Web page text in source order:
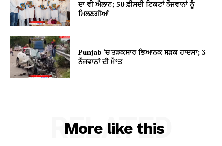
ਦਾ ਵੀ ਐਲਾਨ; 50 ਫ਼ੀਸਦੀ ਟਿਕਟਾਂ ਨੌਜਵਾਨਾਂ ਨੂੰ
ਮਿਲਣਗੀਆਂ
Punjab ‘ਚ ਤੜਕਸਾਰ ਭਿਆਨਕ ਸੜਕ ਹਾਦਸਾ; 3
ਨੌਜਵਾਨਾਂ ਦੀ ਮੌ*ਤ
More like this
RELATED